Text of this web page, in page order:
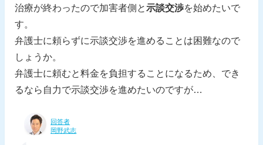
治療が終わったので加害者側と示談交渉を始めたいで
す。
弁護士に頼らずに示談交渉を進めることは困難なので
しょうか。
弁護士に頼むと料金を負担することになるため、でき
るなら自力で示談交渉を進めたいのですが…
回答者
岡野武志